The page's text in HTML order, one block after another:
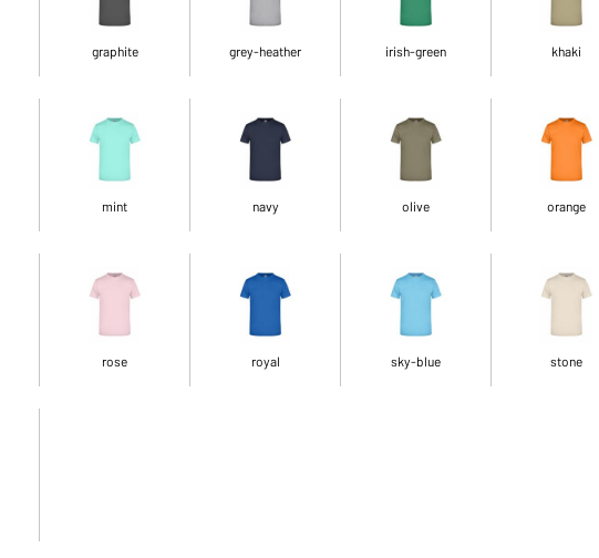
graphite grey-heather irish-green khaki
mint navy olive orange
rose royal sky-blue stone